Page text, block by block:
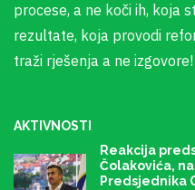
procese, a ne koči ih, koja
rezultate, koja provodi
traži rješenja a ne izgovore!
AKTIVNOSTI
Reakcija
Čolakovića,
Predsjednika